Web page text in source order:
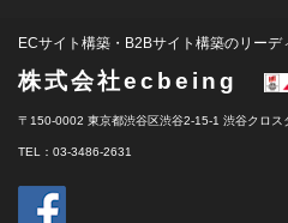
ECサイト構築・B2Bサイト構築のリーデ
株式会社ecbeing
〒150-0002 東京都渋谷区渋谷2-15-1 渋谷クロス
TEL：03-3486-2631